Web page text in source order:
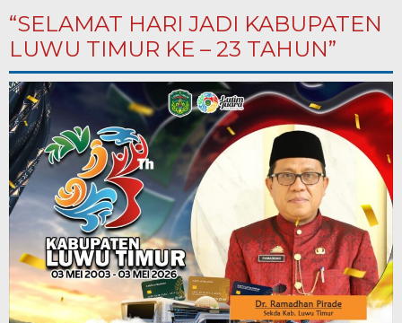
“SELAMAT HARI JADI KABUPATEN
LUWU TIMUR KE – 23 TAHUN”